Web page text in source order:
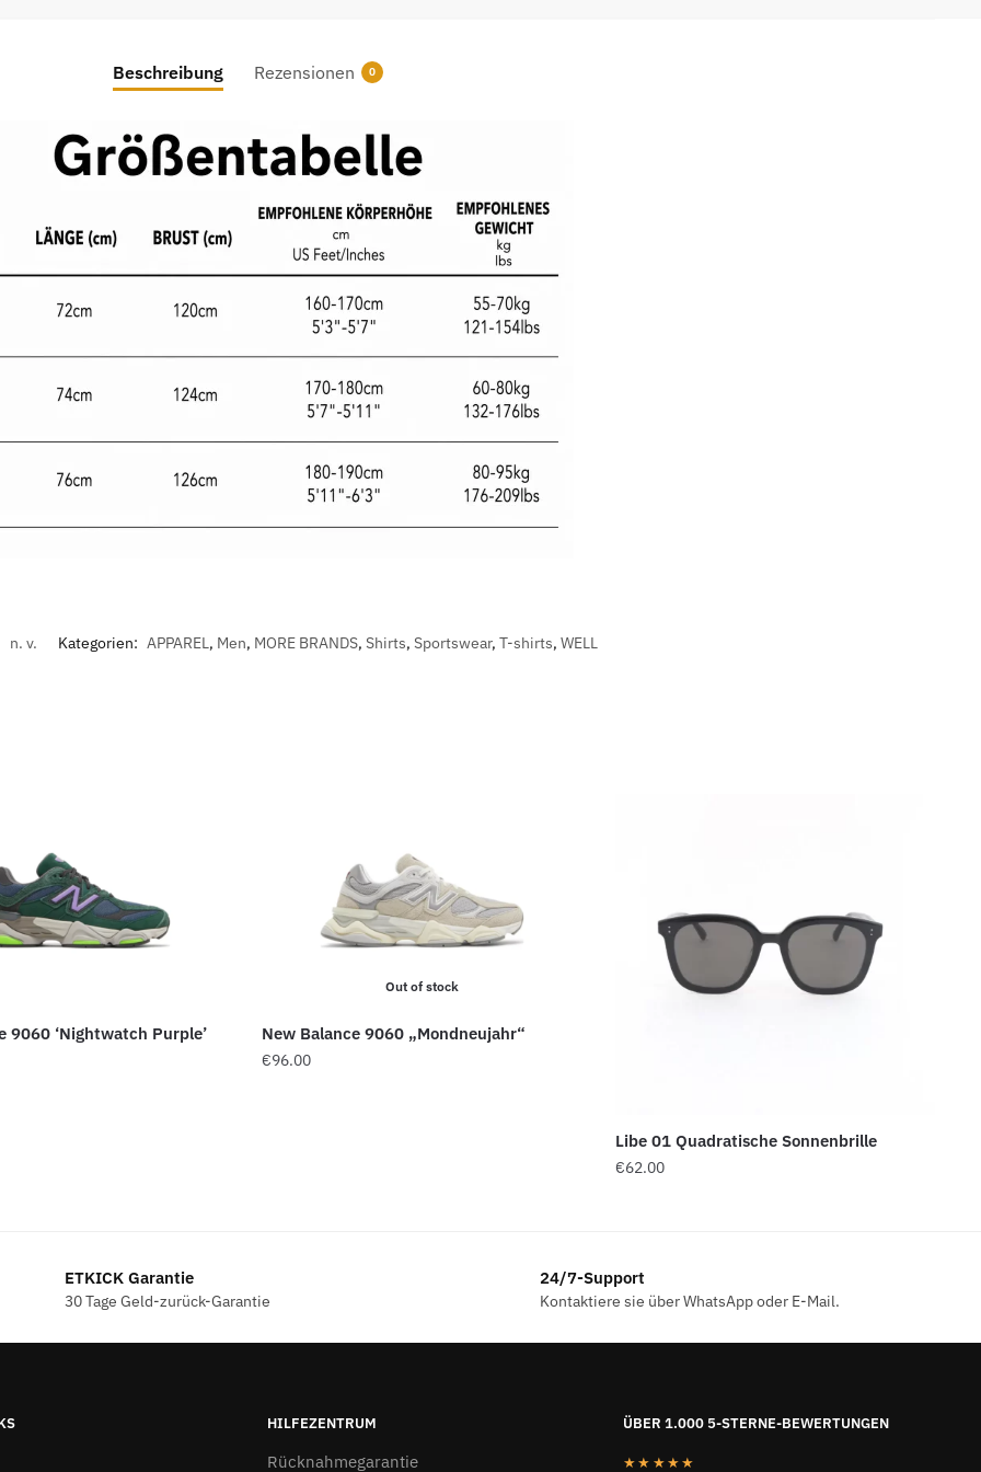
Beschreibung Rezensionen 0
n. v. Kategorien: APPAREL, Men, MORE BRANDS, Shirts, Sportswear, T-shirts, WELL
9060 ‘Nightwatch Purple’
Out of stock
New Balance 9060 „Mondneujahr“
€96.00
Libe 01 Quadratische Sonnenbrille
€62.00
ETKICK Garantie
30 Tage Geld-zurück-Garantie
24/7-Support
Kontaktiere sie über WhatsApp oder E-Mail.
HILFEZENTRUM
Rücknahmegarantie
ÜBER 1.000 5-STERNE-BEWERTUNGEN
★★★★★